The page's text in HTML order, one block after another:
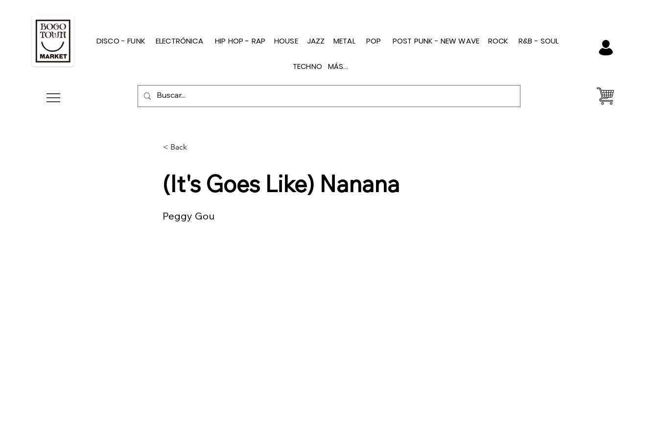
DISCO - FUNK ELECTRÓNICA HIP HOP - RAP HOUSE JAZZ METAL POP POST PUNK - NEW WAVE ROCK R&B - SOUL
TECHNO MÁS...
< Back
(It's Goes Like) Nanana
Peggy Gou